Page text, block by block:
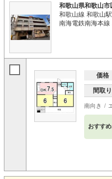
和歌山県和歌山市
和歌山線 和歌山
南海電鉄南海本
価格
間取り
南向き
おすす